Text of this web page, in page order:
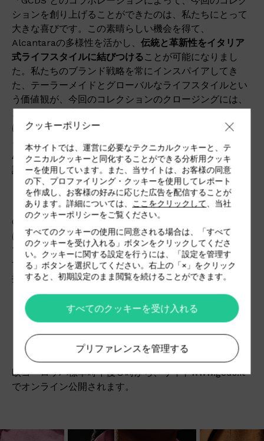
ションを創り上げることができたのは、私たちにとって
大きな喜びです。この素晴らしい機会を得て、
Alcantaraの多様性を活かし、 伝統と革新性をイタリア
式ライフスタイルに結びつけることが可能になりまし
た。私たちのブランド戦略を常にインスパイアしてき
た、テーラーメイドとグローバルなライフスタイルとい
う価値観が、今回のコレクションのクロージングには、
は、ただの一歩に過ぎず、Alcantara は世界を惹きつけ
るその歩みを決して止めることはありません」
Alcantaraの会長兼CEOであるAndrea Boragnoはこう
語っています。
GCDSのクリエーティブ・ディレクター Giuliano Calza
は、 21/22フォール・ウィンター・コレクションのテー
マである、自らの潜在意識的存在を深く掘り下げていま
す。気分、雰囲気、さらには感情の遥かな高揚や下降を
探って、明確で多様性に富むラインアップを創り上げま
した。このラインアップは Albert Moya撮影によるファ
ッション・フィルムにとらえられています。
ビデオは、2021年2月25日、米国東部標準時午後2時／中
欧ヨーロッパ標準時午後８時から、サイトwww.gcds.it
でオンライン公開されます。
クッキーポリシー
本サイトでは、運営に必要なテクニカルクッキーと、テ
クニカルクッキーと同化することができる分析用クッキ
ーを使用しています。また、当サイトは、お客様の同意
の下、プロファイリング・クッキーを使用してレポート
を作成し、お客様の好みに応じた広告を配信することが
あります。詳細については、
ここをクリックして 、当社
のクッキーポリシーをご覧ください。
すべてのクッキーの使用に同意される場合は、「すべて
のクッキーを受け入れる」ボタンをクリックしてくださ
い。クッキーに関する設定を行うには、「設定を管理す
る」ボタンを選択してください。右上の「×」をクリック
すると、初期設定のまま閲覧を続けることができます。
すべてのクッキーを受け入れる
プリファレンスを管理する